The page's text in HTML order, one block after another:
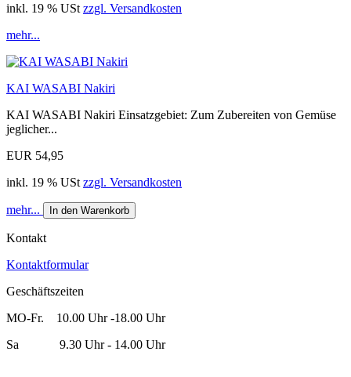
inkl. 19 % USt zzgl. Versandkosten
mehr...
KAI WASABI Nakiri
KAI WASABI Nakiri Einsatzgebiet: Zum Zubereiten von Gemüse
jeglicher...
EUR 54,95
inkl. 19 % USt zzgl. Versandkosten
mehr... In den Warenkorb
Kontakt
Kontaktformular
Geschäftszeiten
MO-Fr. 10.00 Uhr -18.00 Uhr
Sa 9.30 Uhr - 14.00 Uhr